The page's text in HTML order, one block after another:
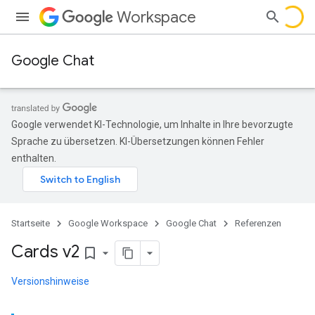
Workspace
Google Chat
Google verwendet KI-Technologie, um Inhalte in Ihre bevorzugte
Sprache zu übersetzen. KI-Übersetzungen können Fehler
enthalten.
Startseite Google Workspace Google Chat Referenzen
Cards v2 bookmark_border
Versionshinweise